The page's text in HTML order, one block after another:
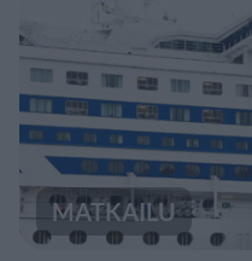
MATKAILU